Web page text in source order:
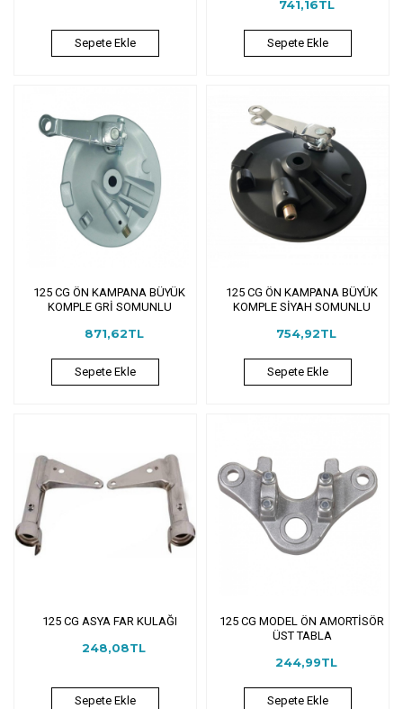
Sepete Ekle
741,16TL
Sepete Ekle
125 CG ÖN KAMPANA BÜYÜK
KOMPLE GRİ SOMUNLU
871,62TL
Sepete Ekle
125 CG ÖN KAMPANA BÜYÜK
KOMPLE SİYAH SOMUNLU
754,92TL
Sepete Ekle
125 CG ASYA FAR KULAĞI
248,08TL
Sepete Ekle
125 CG MODEL ÖN AMORTİSÖR
ÜST TABLA
244,99TL
Sepete Ekle